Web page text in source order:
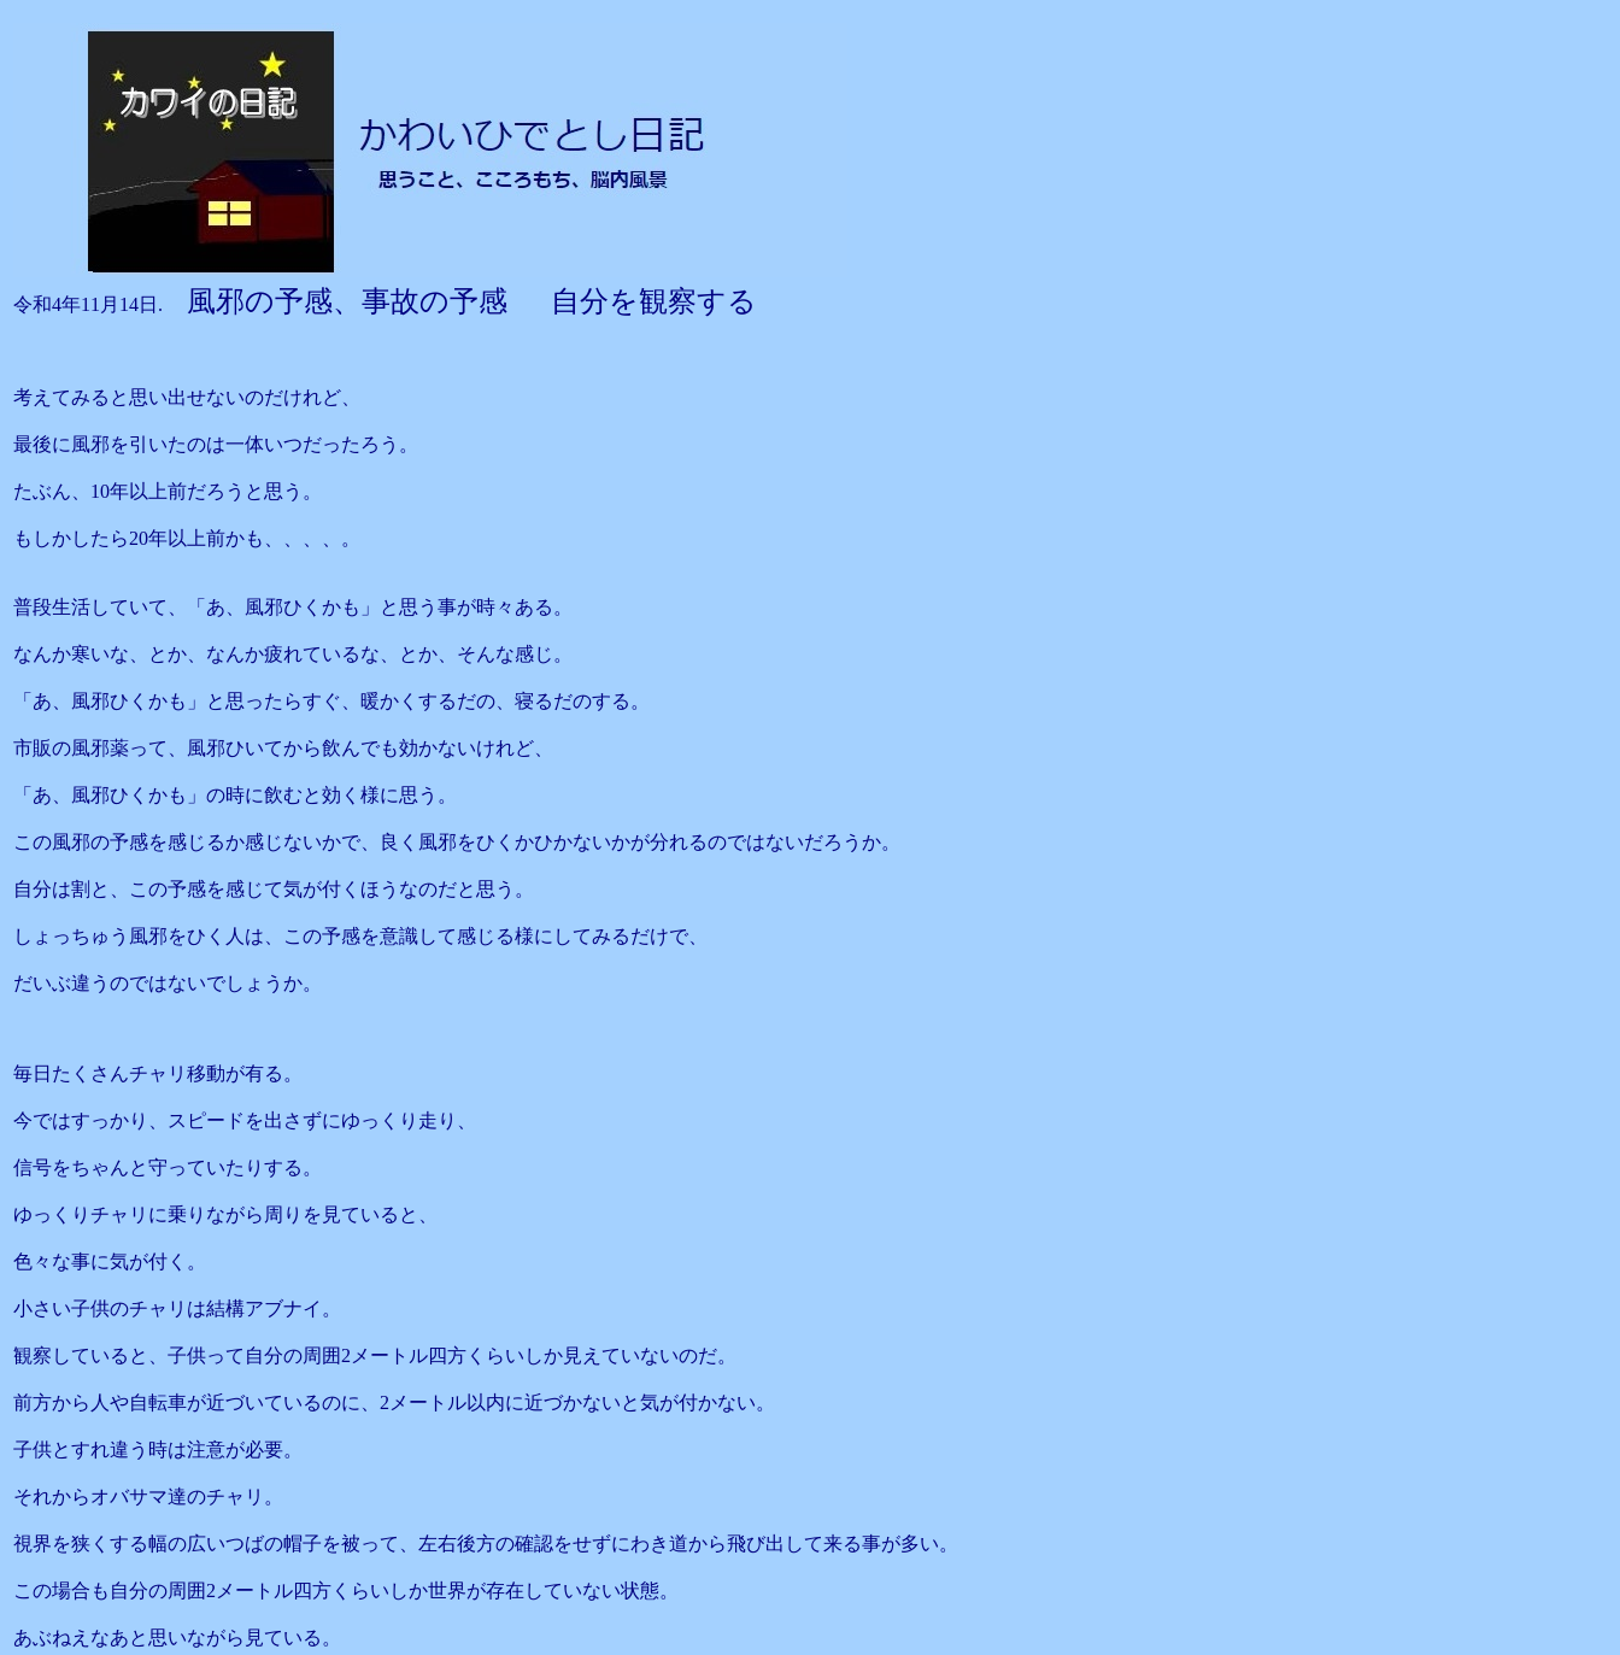
令和4年11月14日. 風邪の予感、事故の予感 自分を観察する
考えてみると思い出せないのだけれど、
最後に風邪を引いたのは一体いつだったろう。
たぶん、10年以上前だろうと思う。
もしかしたら20年以上前かも、、、、。
普段生活していて、「あ、風邪ひくかも」と思う事が時々ある。
なんか寒いな、とか、なんか疲れているな、とか、そんな感じ。
「あ、風邪ひくかも」と思ったらすぐ、暖かくするだの、寝るだのする。
市販の風邪薬って、風邪ひいてから飲んでも効かないけれど、
「あ、風邪ひくかも」の時に飲むと効く様に思う。
この風邪の予感を感じるか感じないかで、良く風邪をひくかひかないかが分れるのではないだろうか。
自分は割と、この予感を感じて気が付くほうなのだと思う。
しょっちゅう風邪をひく人は、この予感を意識して感じる様にしてみるだけで、
だいぶ違うのではないでしょうか。
毎日たくさんチャリ移動が有る。
今ではすっかり、スピードを出さずにゆっくり走り、
信号をちゃんと守っていたりする。
ゆっくりチャリに乗りながら周りを見ていると、
色々な事に気が付く。
小さい子供のチャリは結構アブナイ。
観察していると、子供って自分の周囲2メートル四方くらいしか見えていないのだ。
前方から人や自転車が近づいているのに、2メートル以内に近づかないと気が付かない。
子供とすれ違う時は注意が必要。
それからオバサマ達のチャリ。
視界を狭くする幅の広いつばの帽子を被って、左右後方の確認をせずにわき道から飛び出して来る事が多い。
この場合も自分の周囲2メートル四方くらいしか世界が存在していない状態。
あぶねえなあと思いながら見ている。